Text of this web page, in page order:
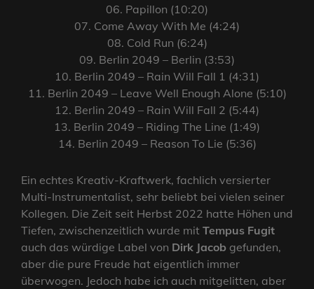
06. Papillon (10:20)
07. Come Away With Me (4:24)
08. Cold Run (6:24)
09. Berlin 2049 – Berlin (3:53)
10. Berlin 2049 – Rain Will Fall 1 (4:31)
11. Berlin 2049 – Leave Well Enough Alone (5:10)
12. Berlin 2049 – Rain Will Fall 2 (5:44)
13. Berlin 2049 – Riding The Line (1:49)
14. Berlin 2049 – Reason To Lie (5:36)
Ein echtes Kreativ-Kraftwerk, fachlich versierter
Multi-Instrumentalist, sehr beliebt bei vielen seiner
Kollegen. Die Zeit seit Herbst 2022 hatte Höhen und
Tiefen, zwischenzeitlich wurde mit Tempus Fugit
auch das würdige Label von Dirk Jacob gefunden,
aber die pure Freude hat eigentlich immer
überwogen. Jedoch habe ich auch mitgelitten, aber